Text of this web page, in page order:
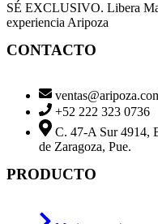
SÉ EXCLUSIVO. Libera
experiencia Aripoza
CONTACTO
+52 222 323 0736
C. 47-A Sur 4914,
de Zaragoza, Pue.
PRODUCTO